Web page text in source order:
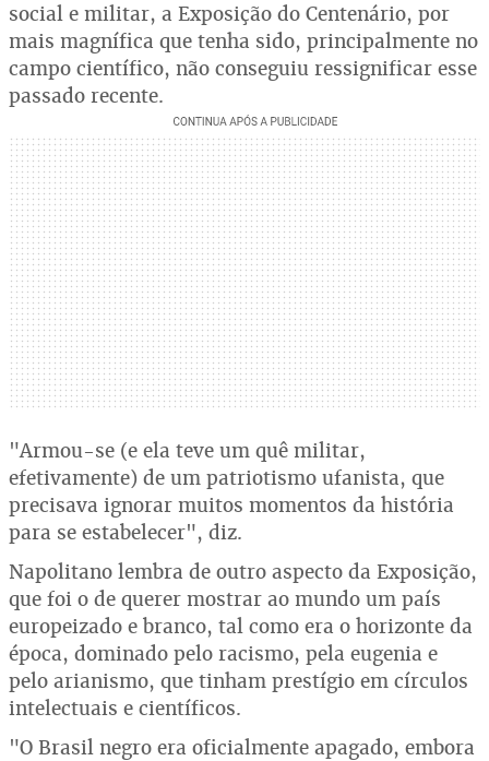
social e militar, a Exposição do Centenário, por
mais magnífica que tenha sido, principalmente no
campo científico, não conseguiu ressignificar esse
passado recente.
"Armou-se (e ela teve um quê militar,
efetivamente) de um patriotismo ufanista, que
precisava ignorar muitos momentos da história
para se estabelecer", diz.
Napolitano lembra de outro aspecto da Exposição,
que foi o de querer mostrar ao mundo um país
europeizado e branco, tal como era o horizonte da
época, dominado pelo racismo, pela eugenia e
pelo arianismo, que tinham prestígio em círculos
intelectuais e científicos.
"O Brasil negro era oficialmente apagado, embora